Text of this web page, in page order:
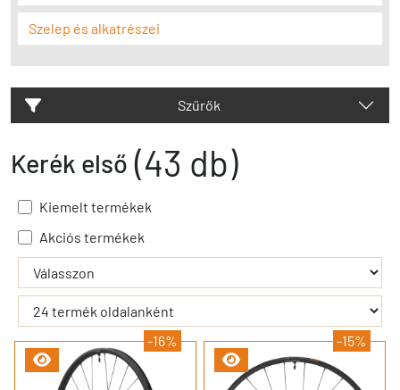
Szelep és alkatrészei
Szűrők
Kerék első (43 db)
Kiemelt termékek
Akciós termékek
- - filter_submit - -
-16% -15%